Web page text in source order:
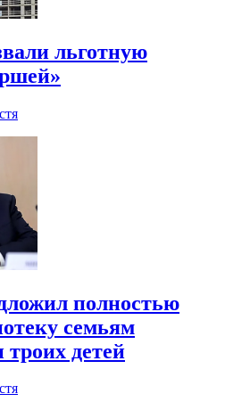
льготную
полностью
семьям
детей